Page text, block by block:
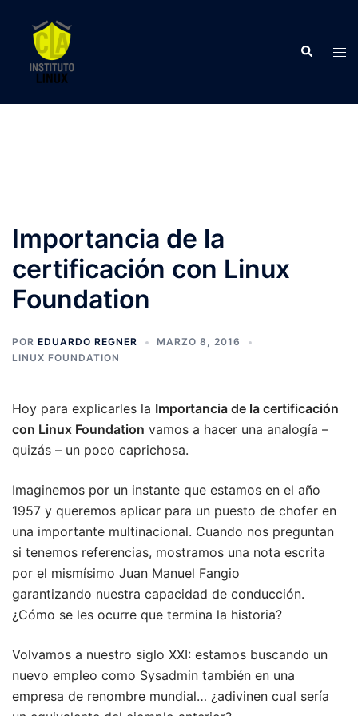
contenido
Buscar
Importancia de la
certificación con Linux
Foundation
POR EDUARDO REGNER
MARZO 8, 2016
LINUX FOUNDATION
Hoy para explicarles la Importancia de la certificación
con Linux Foundation vamos a hacer una analogía –
quizás – un poco caprichosa.
Imaginemos por un instante que estamos en el año
1957 y queremos aplicar para un puesto de chofer en
una importante multinacional. Cuando nos preguntan
si tenemos referencias, mostramos una nota escrita
por el mismísimo Juan Manuel Fangio
garantizando nuestra capacidad de conducción.
¿Cómo se les ocurre que termina la historia?
Volvamos a nuestro siglo XXI: estamos buscando un
nuevo empleo como Sysadmin también en una
empresa de renombre mundial… ¿adivinen cual sería